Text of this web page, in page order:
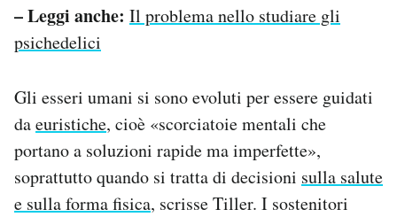
– Leggi anche: Il problema nello studiare gli
psichedelici
Gli esseri umani si sono evoluti per essere guidati
daeuristiche, cioè «scorciatoie mentali che
portano a soluzioni rapide ma imperfette»,
soprattutto quando si tratta di decisioni sulla salute
e sulla forma fisica, scrisse Tiller. I sostenitori